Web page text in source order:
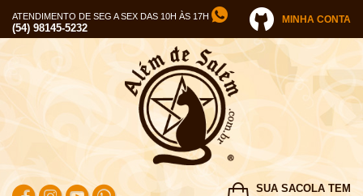
ATENDIMENTO DE SEG A SEX DAS 10H ÀS 17H
(54) 98145-5232
MINHA CONTA
SUA SACOLA TEM